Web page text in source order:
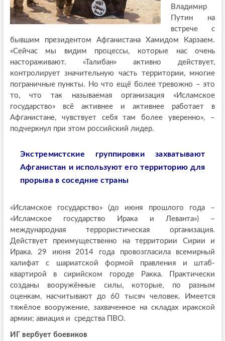
Владимир
Путин на
встрече с
бывшим президентом Афганистана Хамидом Карзаем.
«Сейчас мы видим процессы, которые нас очень
настораживают. «Талибан» активно действует,
контролирует значительную часть территории, многие
пограничные пункты. Но что ещё более тревожно – это
то, что так называемая организация «Исламское
государство» всё активнее и активнее работает в
Афганистане, чувствует себя там более уверенно», –
подчеркнул при этом российский лидер.
Экстремистские группировки захватывают
Афганистан и используют его территорию для
прорыва в соседние страны
«Исламское государство» (до июня прошлого года –
«Исламское государство Ирака и Леванта») –
международная террористическая организация.
Действует преимущественно на территории Сирии и
Ирака. 29 июня 2014 года провозгласила всемирный
халифат с шариатской формой правления и штаб-
квартирой в сирийском городе Ракка. Практически
созданы вооружённые силы, которые, по разным
оценкам, насчитывают до 60 тысяч человек. Имеется
тяжёлое вооружение, захваченное на складах иракской
армии; авиация и средства ПВО.
ИГ вербует боевиков